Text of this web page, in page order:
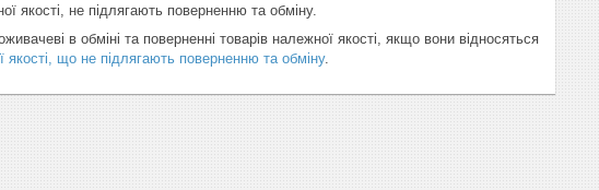
якості, не підлягають поверненню та обміну.
в обміні та поверненні товарів належної якості, якщо вони відносяться
якості, що не підлягають поверненню та обміну.